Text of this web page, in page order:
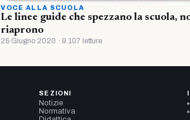
VOCE ALLA SCUOLA
Le linee guide che spezzano la scuola,
riaprono
25 Giugno 2020 · 9.107 letture
SEZIONI
Notizie
Normativa